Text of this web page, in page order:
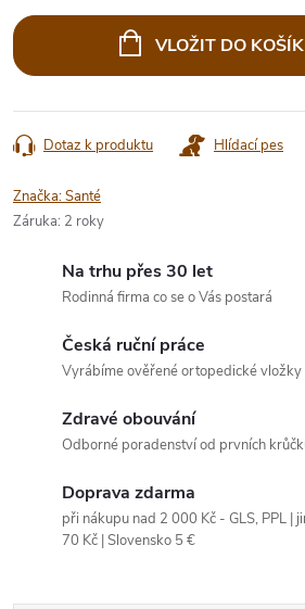
cena:
VLOŽIT DO
Dotaz k produktu Hlídací pes
Značka:Santé
Záruka: 2 roky
Na trhu přes 30 let
Rodinná firma co se o Vás postará
Česká ruční práce
Vyrábíme ověřené ortopedické vložky
Zdravé obouvání
Odborné poradenství od prvních
Doprava zdarma
při nákupu nad 2 000 Kč - GLS, PPL |
70 Kč | Slovensko 5 €